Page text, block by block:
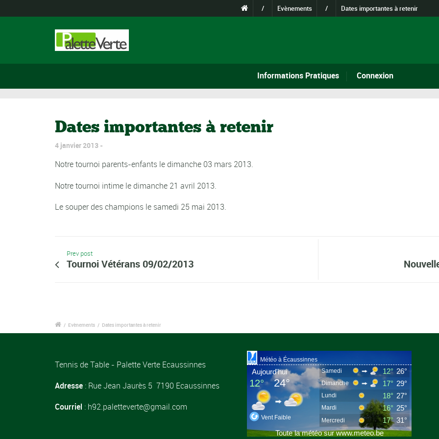
/ Evènements / Dates importantes à retenir
Informations Pratiques Connexion
Dates importantes à retenir
4 janvier 2013
Notre tournoi parents-enfants le dimanche 03 mars 2013.
Notre tournoi intime le dimanche 21 avril 2013.
Le souper des champions le samedi 25 mai 2013.
Prev post
Tournoi Vétérans 09/02/2013
/ Evènements / Dates importantes à retenir
Tennis de Table - Palette Verte Ecaussinnes
Adresse : Rue Jean Jaurès 5 7190 Ecaussinnes
Courriel : h92.paletteverte@gmail.com